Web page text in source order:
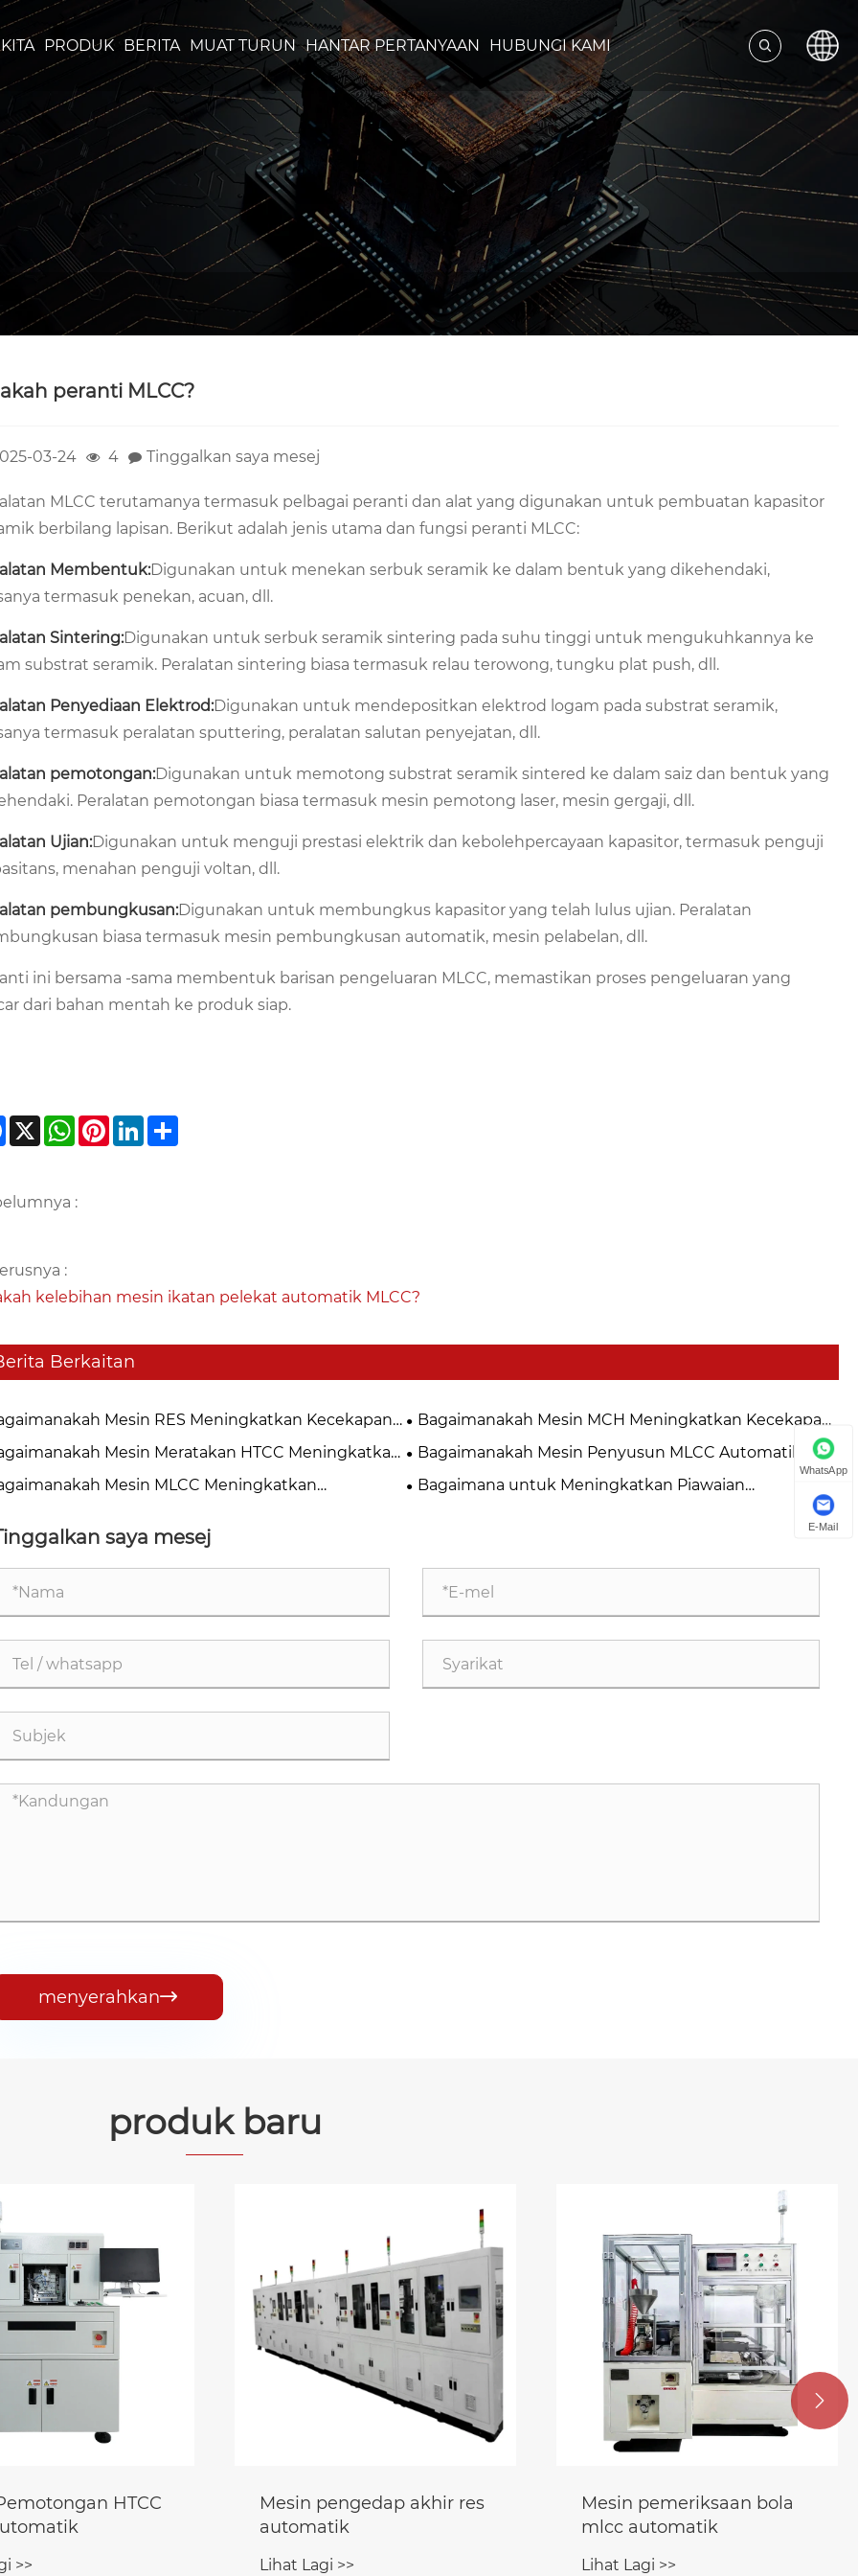
PRODUK BERITA MUAT TURUN HANTAR PERTANYAAN HUBUNGI KAMI
peranti MLCC?
03-24 4 Tinggalkan saya mesej
MLCC terutamanya termasuk pelbagai peranti dan alat yang digunakan untuk pembuatan kapasitor
berbilang lapisan. Berikut adalah jenis utama dan fungsi peranti MLCC:
Membentuk:Digunakan untuk menekan serbuk seramik ke dalam bentuk yang dikehendaki,
termasuk penekan, acuan, dll.
Sintering:Digunakan untuk serbuk seramik sintering pada suhu tinggi untuk mengukuhkannya ke
substrat seramik. Peralatan sintering biasa termasuk relau terowong, tungku plat push, dll.
Penyediaan Elektrod:Digunakan untuk mendepositkan elektrod logam pada substrat seramik,
termasuk peralatan sputtering, peralatan salutan penyejatan, dll.
pemotongan:Digunakan untuk memotong substrat seramik sintered ke dalam saiz dan bentuk yang
Peralatan pemotongan biasa termasuk mesin pemotong laser, mesin gergaji, dll.
Ujian:Digunakan untuk menguji prestasi elektrik dan kebolehpercayaan kapasitor, termasuk penguji
menahan penguji voltan, dll.
pembungkusan:Digunakan untuk membungkus kapasitor yang telah lulus ujian. Peralatan
biasa termasuk mesin pembungkusan automatik, mesin pelabelan, dll.
ini bersama -sama membentuk barisan pengeluaran MLCC, memastikan proses pengeluaran yang
dari bahan mentah ke produk siap.
Facebook
X WhatsApp
PinterestLinkedIn
:
:
kelebihan mesin ikatan pelekat automatik MLCC?
Berkaitan
Mesin RES Meningkatkan Kecekapan
Bagaimanakah Mesin MCH Meningkatkan Kecekapan
Pembuatan?
Mesin Meratakan HTCC Meningkatkan
Pengeluaran?
Bagaimanakah Mesin Penyusun MLCC Automatik
Mengubah Pembuatan Ketepatan?
Mesin MLCC Meningkatkan
Bagaimana untuk Meningkatkan Piawaian
saya mesej
menyerahkan
produk baru
HTCC
>>
Mesin pengedap akhir res
automatik
Lihat Lagi >>
Mesin pemeriksaan bola
mlcc automatik
Lihat Lagi >>

WhatsApp
E-Mail